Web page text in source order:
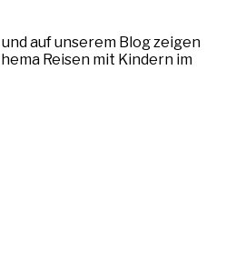
auf unserem Blog zeigen
Reisen mit Kindern im